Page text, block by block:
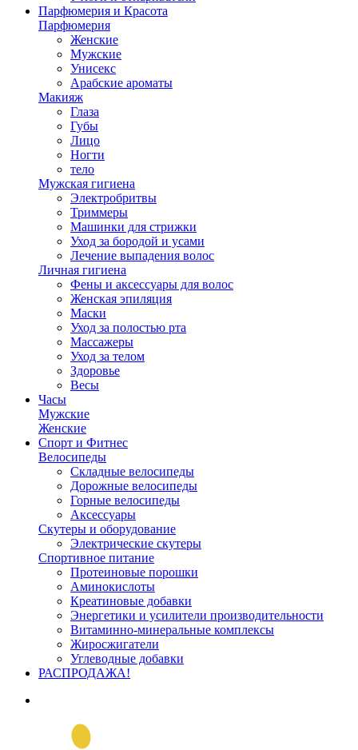
Парфюмерия и Красота
Парфюмерия
Женские
Мужские
Унисекс
Арабские ароматы
Макияж
Глаза
Губы
Лицо
Ногти
тело
Мужская гигиена
Электробритвы
Триммеры
Машинки для стрижки
Уход за бородой и усами
Лечение выпадения волос
Личная гигиена
Фены и аксессуары для волос
Женская эпиляция
Маски
Уход за полостью рта
Массажеры
Уход за телом
Здоровье
Весы
Часы
Мужские
Женские
Спорт и Фитнес
Велосипеды
Складные велосипеды
Дорожные велосипеды
Горные велосипеды
Аксессуары
Скутеры и оборудование
Электрические скутеры
Спортивное питание
Протеиновые порошки
Аминокислоты
Креатиновые добавки
Энергетики и усилители производительности
Витаминно-минеральные комплексы
Жиросжигатели
Углеводные добавки
РАСПРОДАЖА!